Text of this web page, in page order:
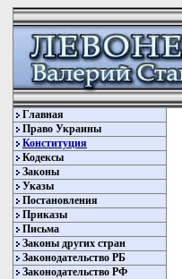
Главная
Право Украины
Конституция
Кодексы
Законы
Указы
Постановления
Приказы
Письма
Законы других стран
Законодательство РБ
Законодательство РФ